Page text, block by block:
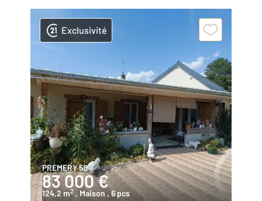
Exclusivité
PREMERY 58
83 000 €
124,2 m2 , Maison , 6 pcs